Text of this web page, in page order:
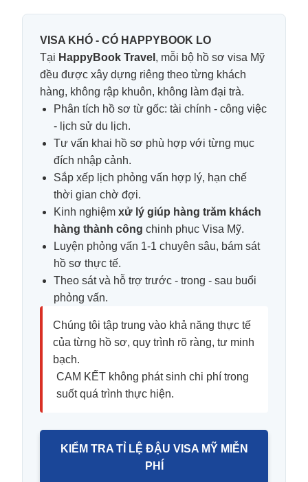
VISA KHÓ - CÓ HAPPYBOOK LO
Tại HappyBook Travel , mỗi bộ hồ sơ visa Mỹ
đều được xây dựng riêng theo từng khách
hàng, không rập khuôn, không làm đại trà.
Phân tích hồ sơ từ gốc: tài chính - công việc
- lịch sử du lịch.
Tư vấn khai hồ sơ phù hợp với từng mục
đích nhập cảnh.
Sắp xếp lịch phỏng vấn hợp lý, hạn chế
thời gian chờ đợi.
Kinh nghiệm xử lý giúp hàng trăm khách
hàng thành công chinh phục Visa Mỹ.
Luyện phỏng vấn 1-1 chuyên sâu, bám sát
hồ sơ thực tế.
Theo sát và hỗ trợ trước - trong - sau buổi
phỏng vấn.
Chúng tôi tập trung vào khả năng thực tế
của từng hồ sơ, quy trình rõ ràng, tư minh
bạch.
CAM KẾT không phát sinh chi phí trong
suốt quá trình thực hiện.
KIỂM TRA TỈ LỆ ĐẬU VISA MỸ MIỄN
PHÍ